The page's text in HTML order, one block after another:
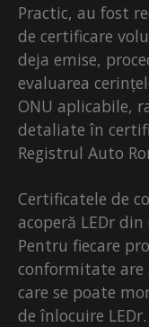
Practic, au fost
de certificare
deja emise,
evaluarea
ONU aplicabile,
detaliate în
Registrul Auto
Certificatele de
acoperă LEDr
Pentru fiecare
conformitate are
care se poate
de înlocuire LEDr.